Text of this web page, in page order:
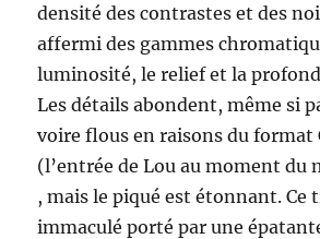
densité des contrastes et des
affermi des gammes
luminosité, le relief et la
Les détails abondent, même si
voire flous en raisons du format
(l’entrée de Lou au moment du
, mais le piqué est étonnant. Ce
immaculé porté par une